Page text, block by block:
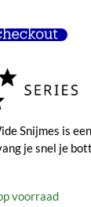
Snijmes is
je snel je
voorraad